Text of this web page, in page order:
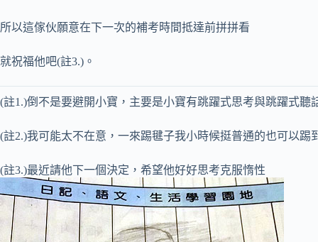
所以這傢伙願意在下一次的補考時間抵達前拼拼看
就祝福他吧(註3.)。
(註1.)倒不是要避開小寶，主要是小寶有跳躍式思考與跳躍式
(註2.)我可能太不在意，一來踢毽子我小時候挺普通的也可以
(註3.)最近請他下一個決定，希望他好好思考克服惰性